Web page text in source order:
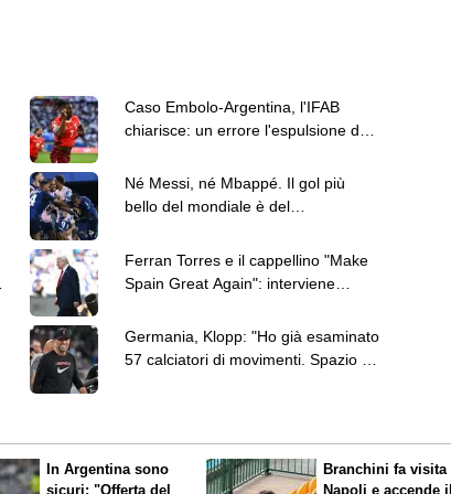
Caso Embolo-Argentina, l'IFAB
chiarisce: un errore l'espulsione del
Né Messi, né Mbappé. Il gol più
bello del mondiale è del
Ferran Torres e il cappellino "Make
Spain Great Again": interviene
Germania, Klopp: "Ho già esaminato
57 calciatori di movimenti. Spazio ai
In Argentina sono
sicuri: "Offerta del
Branchini fa visita
Napoli e accende